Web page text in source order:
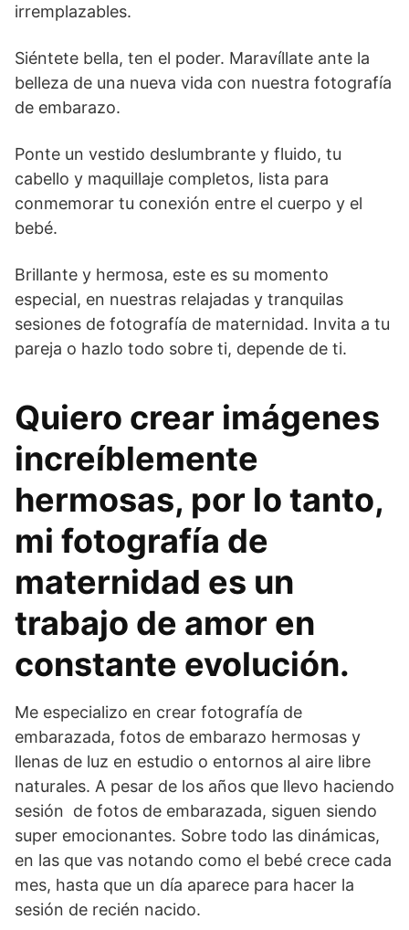
irremplazables.
Siéntete bella, ten el poder. Maravíllate ante la
belleza de una nueva vida con nuestra fotografía
de embarazo.
Ponte un vestido deslumbrante y fluido, tu
cabello y maquillaje completos, lista para
conmemorar tu conexión entre el cuerpo y el
bebé.
Brillante y hermosa, este es su momento
especial, en nuestras relajadas y tranquilas
sesiones de fotografía de maternidad. Invita a tu
pareja o hazlo todo sobre ti, depende de ti.
Quiero crear imágenes
increíblemente
hermosas, por lo tanto,
mi fotografía de
maternidad es un
trabajo de amor en
constante evolución.
Me especializo en crear fotografía de
embarazada, fotos de embarazo hermosas y
llenas de luz en estudio o entornos al aire libre
naturales. A pesar de los años que llevo haciendo
sesión de fotos de embarazada, siguen siendo
super emocionantes. Sobre todo las dinámicas,
en las que vas notando como el bebé crece cada
mes, hasta que un día aparece para hacer la
sesión de recién nacido.